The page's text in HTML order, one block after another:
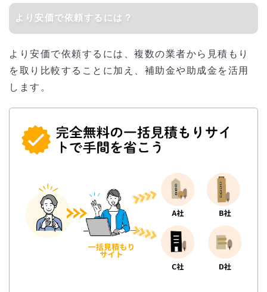
より安価で依頼するには？
より安価で依頼するには、複数の業者から見積もり
を取り比較することに加え、補助金や助成金を活用
します。